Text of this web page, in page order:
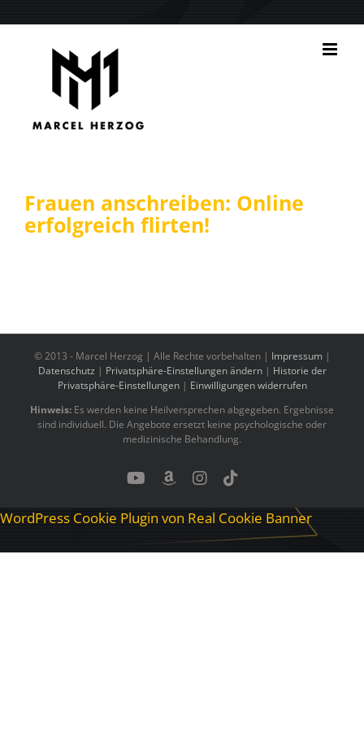
Frauen anschreiben: Online
erfolgreich flirten!
© 2013 - Marcel Herzog | Alle Rechte vorbehalten | Impressum |
Datenschutz | Privatsphäre-Einstellungen ändern| Historie der
Privatsphäre-Einstellungen| Einwilligungen widerrufen
Hinweis: Es werden keine Heilversprechen abgegeben. Ergebnisse
sind individuell. Die Angebote ersetzt keine psychologische oder
medizinische Behandlung.
YouTubeBenutzerdefiniert
Instagram
Tiktok
WordPress Cookie Plugin von Real Cookie Banner